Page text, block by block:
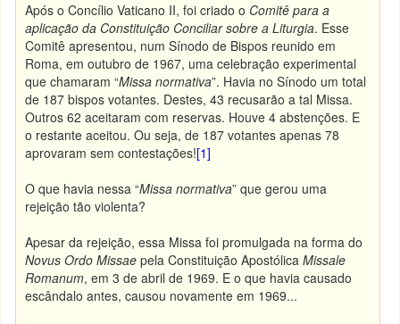
Após o Concílio Vaticano II, foi criado o Comitê para a
aplicação da Constituição Conciliar sobre a Liturgia. Esse
Comitê apresentou, num Sínodo de Bispos reunido em
Roma, em outubro de 1967, uma celebração experimental
que chamaram “Missa normativa”. Havia no Sínodo um total
de 187 bispos votantes. Destes, 43 recusarão a tal Missa.
Outros 62 aceitaram com reservas. Houve 4 abstenções. E
o restante aceitou. Ou seja, de 187 votantes apenas 78
aprovaram sem contestações![1]
O que havia nessa “Missa normativa” que gerou uma
rejeição tão violenta?
Apesar da rejeição, essa Missa foi promulgada na forma do
Novus Ordo Missae pela Constituição ApostólicaMissale
Romanum, em 3 de abril de 1969. E o que havia causado
escândalo antes, causou novamente em 1969...